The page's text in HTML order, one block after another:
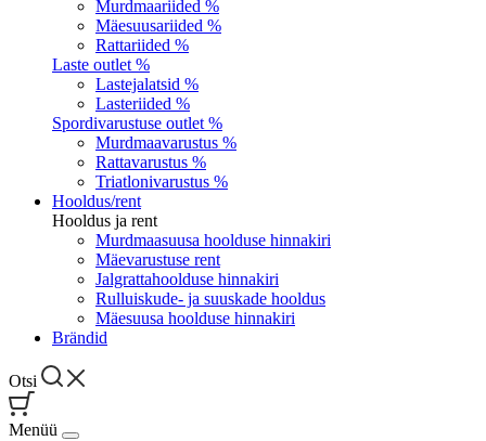
Murdmaariided %
Mäesuusariided %
Rattariided %
Laste outlet %
Lastejalatsid %
Lasteriided %
Spordivarustuse outlet %
Murdmaavarustus %
Rattavarustus %
Triatlonivarustus %
Hooldus/rent
Hooldus ja rent
Murdmaasuusa hoolduse hinnakiri
Mäevarustuse rent
Jalgrattahoolduse hinnakiri
Rulluiskude- ja suuskade hooldus
Mäesuusa hoolduse hinnakiri
Brändid
Otsi
Menüü